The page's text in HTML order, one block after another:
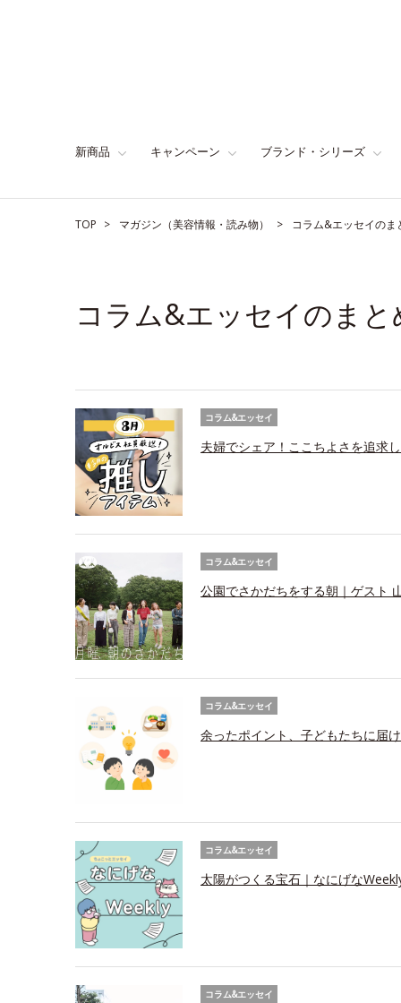
新商品 キャンペーン ブランド・シリーズ
TOP マガジン（美容情報・読み物） コラム&エッセイのま
コラム&エッセイのまと
コラム&エッセイ
夫婦でシェア！ここちよさを追求
コラム&エッセイ
公園でさかだちをする朝｜ゲスト
コラム&エッセイ
余ったポイント、子どもたちに届
コラム&エッセイ
太陽がつくる宝石｜なにげな
コラム&エッセイ